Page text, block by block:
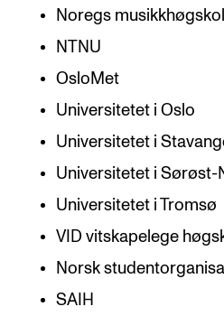
Noregs
NTNU
OsloMet
Universitetet i Oslo
Universitetet i
Universitetet i Sørøst-
Universitetet i Tromsø
VID vitskapelege
Norsk
SAIH